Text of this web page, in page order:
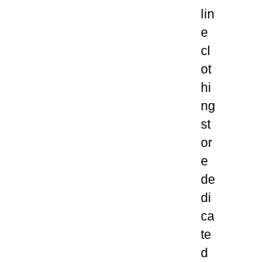
lin
e
cl
ot
hi
ng
st
or
e
de
di
ca
te
d